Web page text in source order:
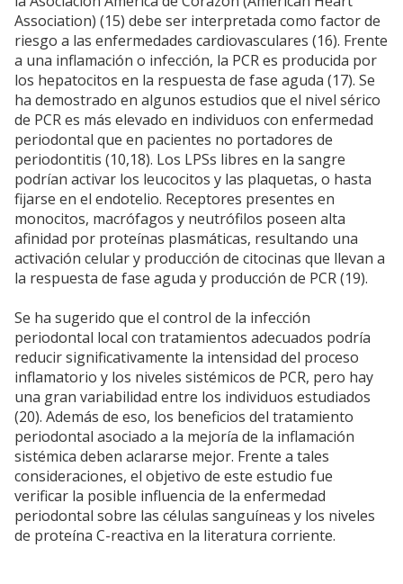
Association) (15) debe ser interpretada como factor de
riesgo a las enfermedades cardiovasculares (16). Frente
a una inflamación o infección, la PCR es producida por
los hepatocitos en la respuesta de fase aguda (17). Se
ha demostrado en algunos estudios que el nivel sérico
de PCR es más elevado en individuos con enfermedad
periodontal que en pacientes no portadores de
periodontitis (10,18). Los LPSs libres en la sangre
podrían activar los leucocitos y las plaquetas, o hasta
fijarse en el endotelio. Receptores presentes en
monocitos, macrófagos y neutrófilos poseen alta
afinidad por proteínas plasmáticas, resultando una
activación celular y producción de citocinas que llevan a
la respuesta de fase aguda y producción de PCR (19).
Se ha sugerido que el control de la infección
periodontal local con tratamientos adecuados podría
reducir significativamente la intensidad del proceso
inflamatorio y los niveles sistémicos de PCR, pero hay
una gran variabilidad entre los individuos estudiados
(20). Además de eso, los beneficios del tratamiento
periodontal asociado a la mejoría de la inflamación
sistémica deben aclararse mejor. Frente a tales
consideraciones, el objetivo de este estudio fue
verificar la posible influencia de la enfermedad
periodontal sobre las células sanguíneas y los niveles
de proteína C-reactiva en la literatura corriente.